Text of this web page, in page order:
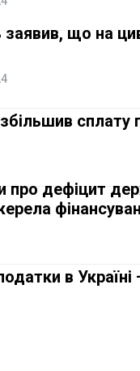
що на
збільшив
про дефіцит
в